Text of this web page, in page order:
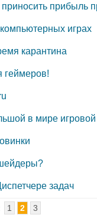
приносить прибыль
играх
карантина
геймеров!
в мире игровой
задач
1 2 3